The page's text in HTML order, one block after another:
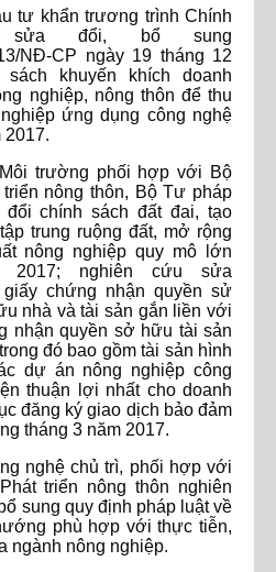
tư khẩn trương trình Chính
đổi, bổ sung
NĐ-CP ngày 19 tháng 12
khuyến khích doanh
nghiệp, nông thôn để thu
ứng dụng công nghệ
2017.
trường phối hợp với Bộ
nông thôn, Bộ Tư pháp
chính sách đất đai, tạo
trung ruộng đất, mở rộng
nông nghiệp quy mô lớn
2017; nghiên cứu sửa
chứng nhận quyền sử
nhà và tài sản gắn liền với
nhận quyền sở hữu tài sản
đó bao gồm tài sản hình
dự án nông nghiệp công
thuận lợi nhất cho doanh
đăng ký giao dịch bảo đảm
tháng 3 năm 2017.
nghệ chủ trì, phối hợp với
triển nông thôn nghiên
sung quy định pháp luật về
phù hợp với thực tiễn,
ngành nông nghiệp.